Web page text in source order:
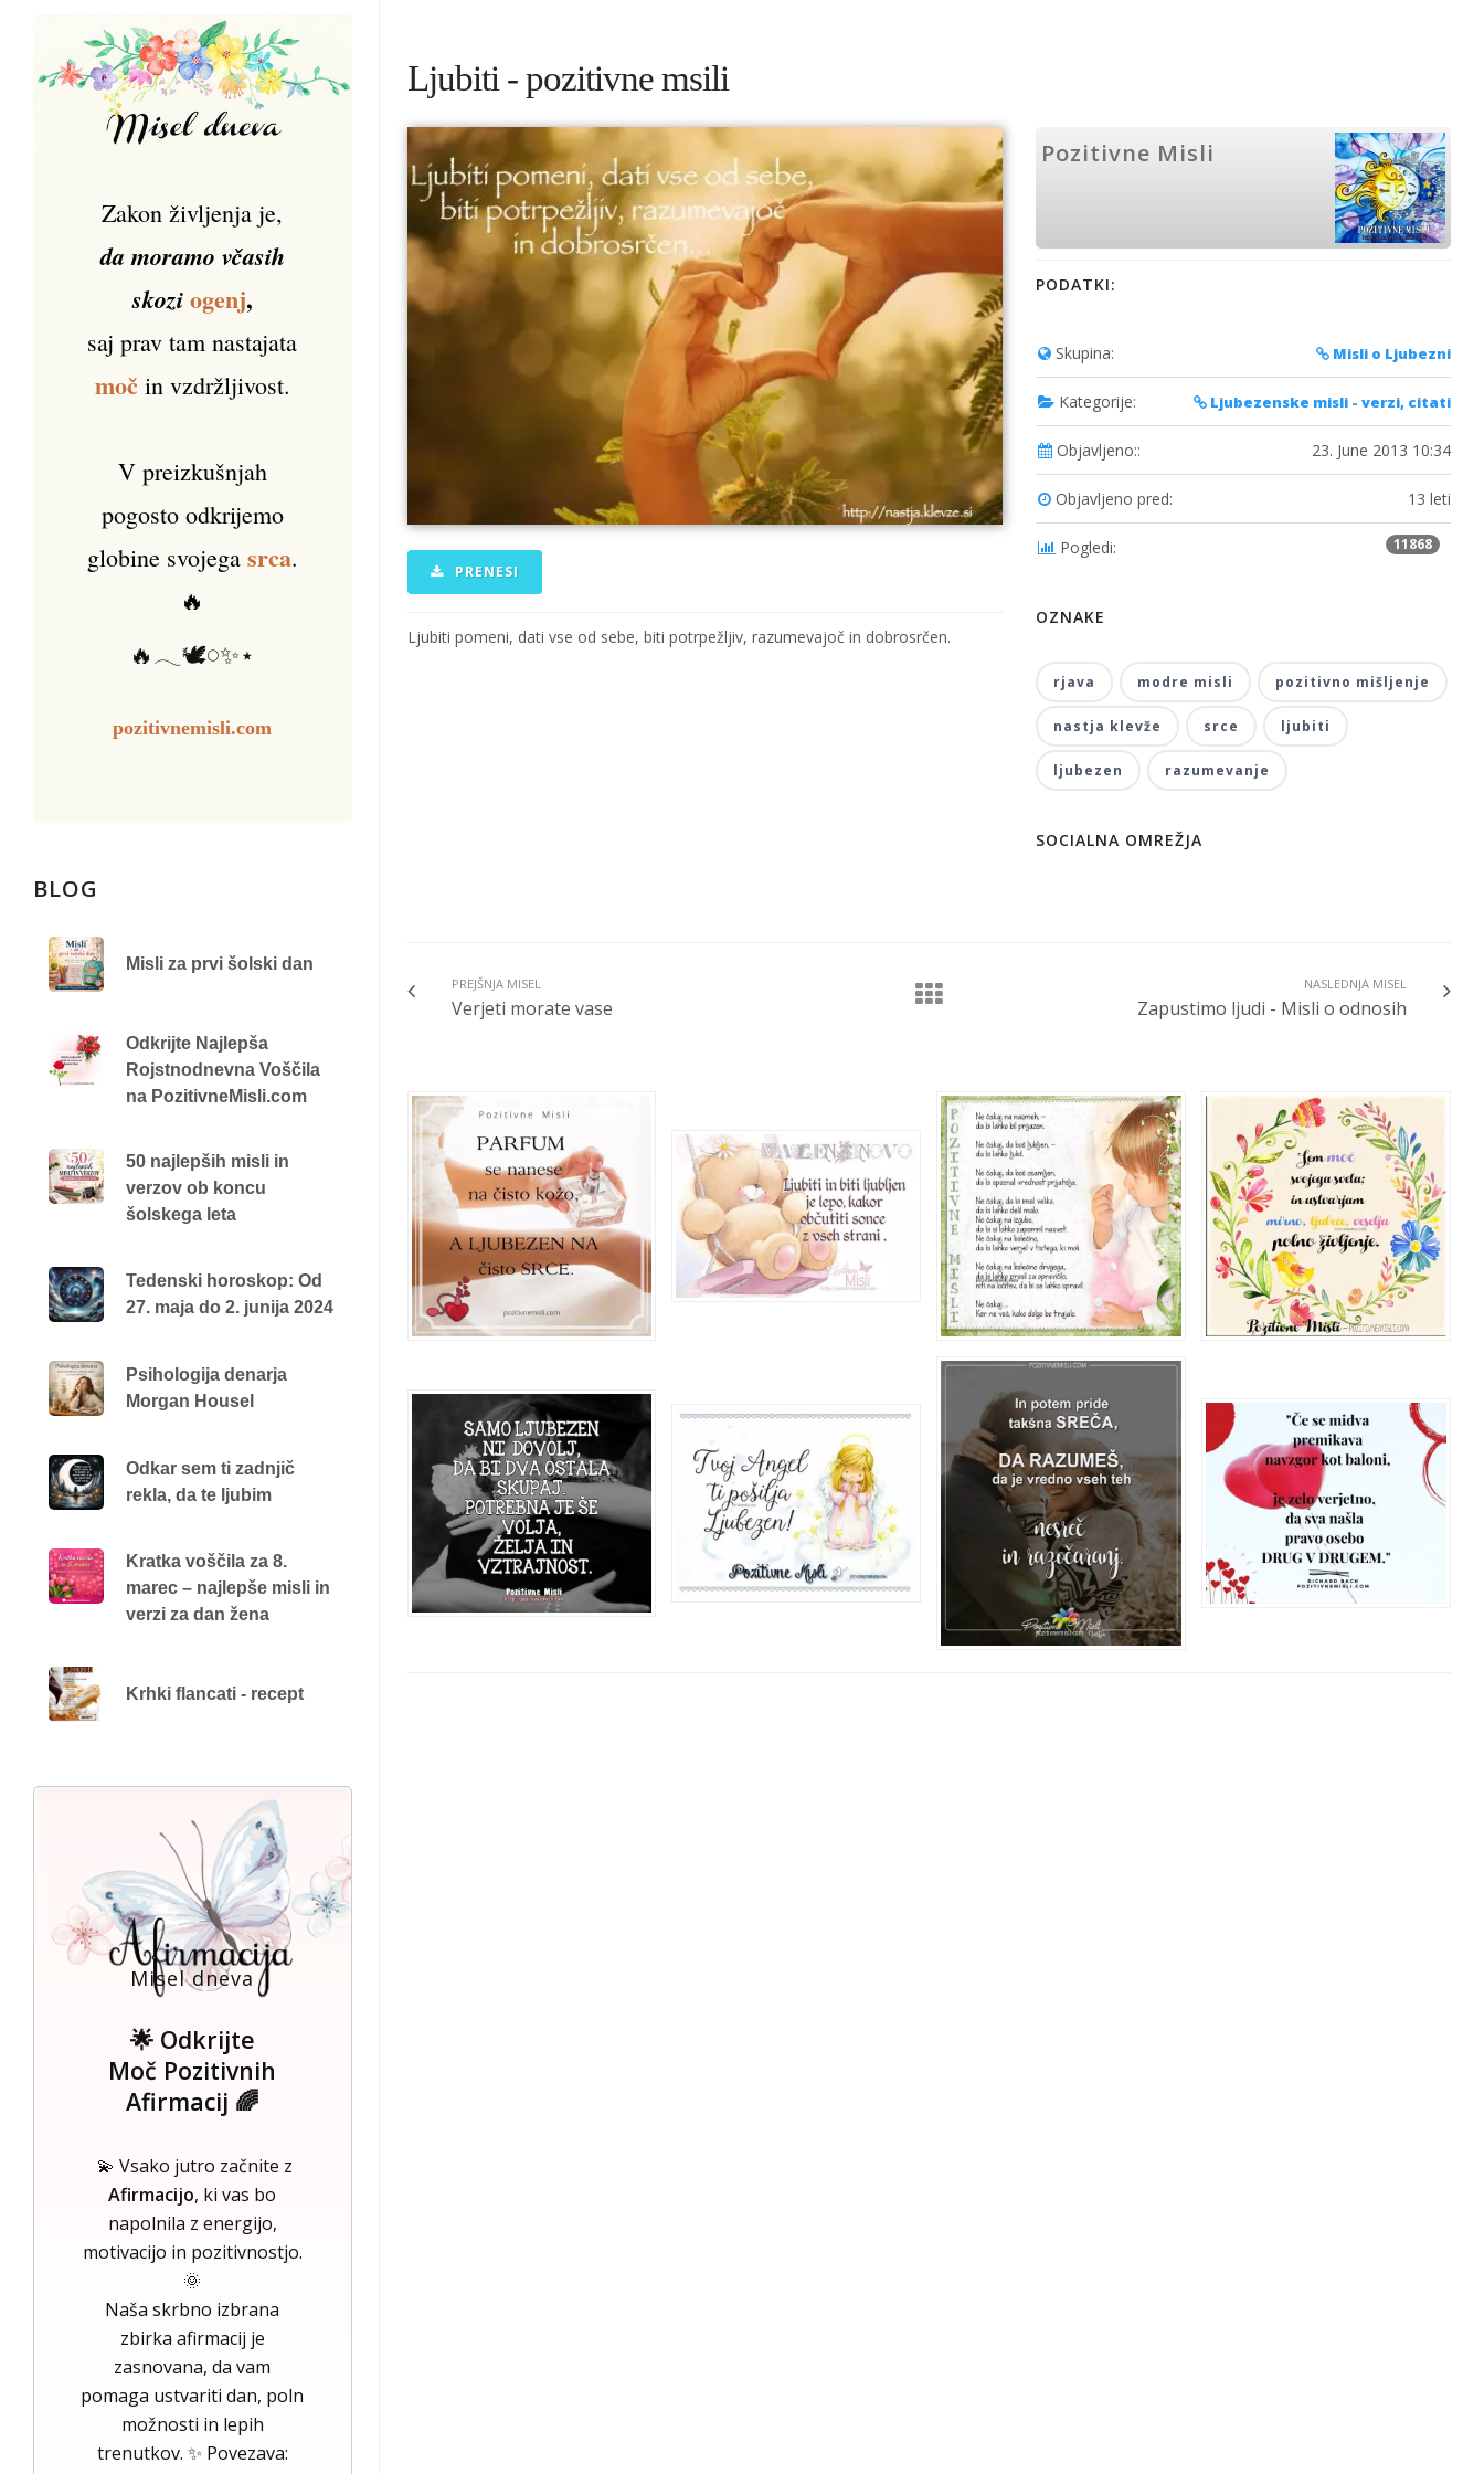
Ljubiti - pozitivne msili
PRENESI
Ljubiti pomeni, dati vse od sebe, biti potrpežljiv, razumevajoč in dobrosrčen.
Pozitivne Misli
PODATKI:
Skupina: Misli o Ljubezni
Kategorije: Ljubezenske misli - verzi, citati
Objavljeno:: 23. June 2013 10:34
Objavljeno pred: 13 leti
Pogledi: 11868
OZNAKE
rjava modre misli pozitivno mišljenje
nastja klevže srce ljubiti
ljubezen razumevanje
SOCIALNA OMREŽJA
PREJŠNJA MISEL
Verjeti morate vase
NASLEDNJA MISEL
Zapustimo ljudi - Misli o odnosih
Zakon življenja je,
da moramo včasih
skozi ogenj,
saj prav tam nastajata
močin vzdržljivost.
V preizkušnjah
pogosto odkrijemo
globine svojega srca.
🔥
🔥𓂃🕊️𓏸✨⋆
pozitivnemisli.com
BLOG
Misli za prvi šolski dan
Odkrijte Najlepša
Rojstnodnevna Voščila
na PozitivneMisli.com
50 najlepših misli in
verzov ob koncu
šolskega leta
Tedenski horoskop: Od
27. maja do 2. junija 2024
Psihologija denarja
Morgan Housel
Odkar sem ti zadnjič
rekla, da te ljubim
Kratka voščila za 8.
marec – najlepše misli in
verzi za dan žena
Krhki flancati - recept
Misel dneva
🌟 Odkrijte
Moč Pozitivnih
Afirmacij 🌈
💫 Vsako jutro začnite z
Afirmacijo, ki vas bo
napolnila z energijo,
motivacijo in pozitivnostjo.
🌞
Naša skrbno izbrana
zbirka afirmacij je
zasnovana, da vam
pomaga ustvariti dan, poln
možnosti in lepih
trenutkov. ✨ Povezava: